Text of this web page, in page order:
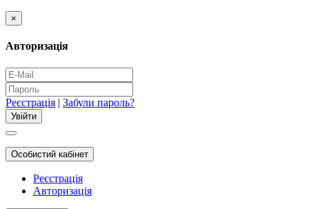
×
Авторизація
Реєстрація | Забули пароль?
Особистий кабінет
Реєстрація
Авторизація